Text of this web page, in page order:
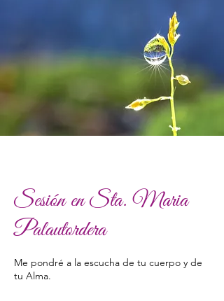
Sesión en Sta. Maria
Palautordera
Me pondré a la escucha de tu cuerpo y de
tu Alma.